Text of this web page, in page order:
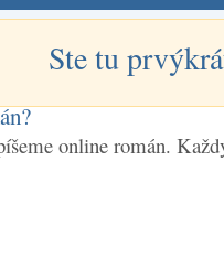
Ste tu
online román.